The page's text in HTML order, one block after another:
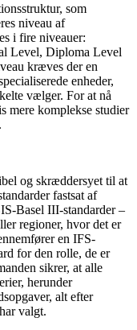
som
niveau af
i fire niveauer:
Level, Diploma Level
kræves der en
enheder,
vælger. For at nå
mere komplekse studier
og skræddersyet til at
fastsat af
Basel III-standarder –
regioner, hvor det er
en IFS-
for den rolle, de er
sikrer, at alle
herunder
alt efter
valgt.